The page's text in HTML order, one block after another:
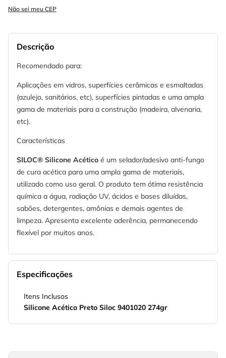
Não sei meu CEP
Descrição
Recomendado para:
Aplicações em vidros, superfícies cerâmicas e esmaltadas
(azulejo, sanitários, etc), superfícies pintadas e uma ampla
gama de materiais para a construção (madeira, alvenaria,
etc).
Características
SILOC® Silicone Acético é um selador/adesivo anti-fungo
de cura acética para uma ampla gama de materiais,
utilizado como uso geral. O produto tem ótima resistência
química a água, radiação UV, ácidos e bases diluídas,
sabões, detergentes, amônias e demais agentes de
limpeza. Apresenta excelente aderência, permanecendo
flexível por muitos anos.
Especificações
Itens Inclusos
Silicone Acético Preto Siloc 9401020 274gr